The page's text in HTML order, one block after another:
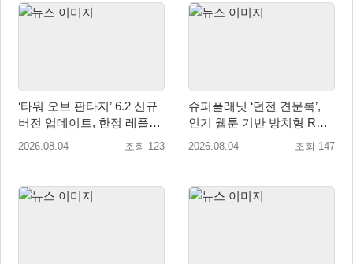
‘타워 오브 판타지’ 6.2 신규
버전 업데이트, 한정 레플리
카 ‘겔피인’ 등장
2026.08.04 조회 123
슈퍼플래닛 ‘던전 견문록’,
인기 웹툰 기반 방치형 RPG
로 글로벌 정식 출시
2026.08.04 조회 147